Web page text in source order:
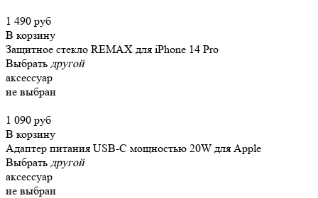
1 490 руб
В корзину
Защитное стекло REMAX для iPhone 14 Pro
Выбрать другой
аксессуар
не выбран
1 090 руб
В корзину
Адаптер питания USB-C мощностью 20W для Apple
Выбрать другой
аксессуар
не выбран